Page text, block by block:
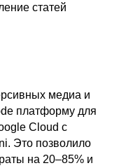
статей
медиа и
платформу для
Cloud с
Это позволило
на 20–85% и